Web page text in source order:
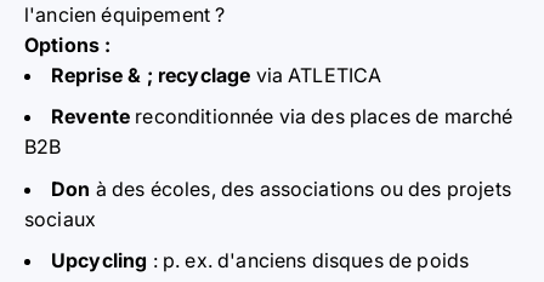
l'ancien équipement ?
Options :
Reprise & ; recyclage via ATLETICA
Revente reconditionnée via des places de marché
B2B
Don à des écoles, des associations ou des projets
sociaux
Upcycling : p. ex. d'anciens disques de poids